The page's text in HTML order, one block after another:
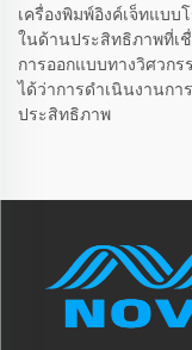
เครื่องพิมพ์อิงค์เจ็ทแบบ
ในด้านประสิทธิภาพที่เ
การออกแบบทางวิศวก
ได้ว่าการดำเนินงานก
ประสิทธิภาพ